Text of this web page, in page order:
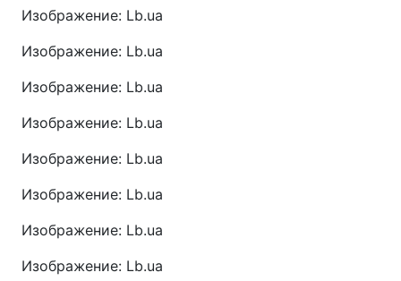
Изображение: Lb.ua
Изображение: Lb.ua
Изображение: Lb.ua
Изображение: Lb.ua
Изображение: Lb.ua
Изображение: Lb.ua
Изображение: Lb.ua
Изображение: Lb.ua